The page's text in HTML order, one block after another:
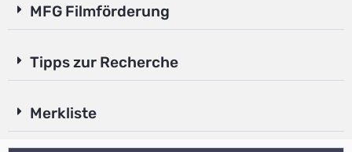
MFG Filmförderung
Tipps zur Recherche
Merkliste